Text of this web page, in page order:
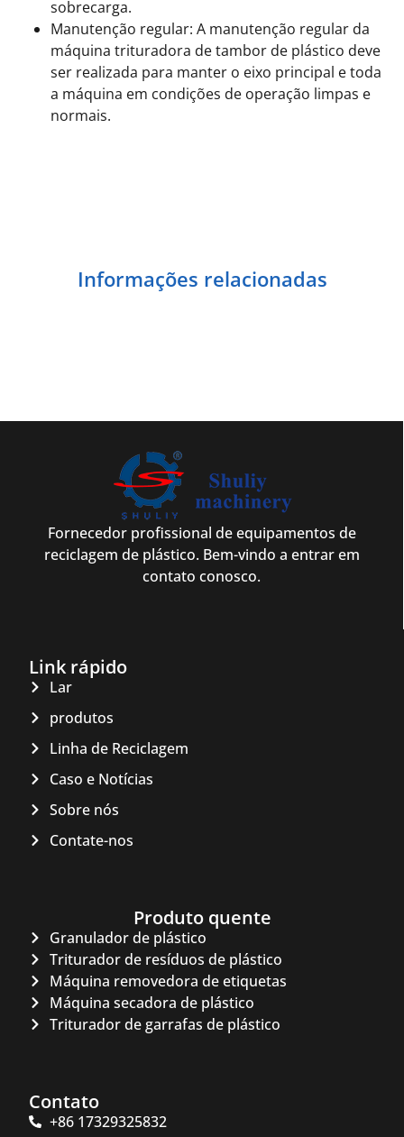
sobrecarga.
Manutenção regular: A manutenção regular da
máquina trituradora de tambor de plástico deve
ser realizada para manter o eixo principal e toda
a máquina em condições de operação limpas e
normais.
Informações relacionadas
Fornecedor profissional de equipamentos de
reciclagem de plástico. Bem-vindo a entrar em
contato conosco.
Link rápido
Lar
produtos
Linha de Reciclagem
Caso e Notícias
Sobre nós
Contate-nos
Produto quente
Granulador de plástico
Triturador de resíduos de plástico
Máquina removedora de etiquetas
Máquina secadora de plástico
Triturador de garrafas de plástico
Contato
+86 17329325832